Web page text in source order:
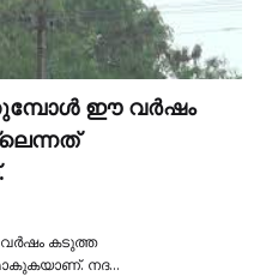
ഈ വര്‍ഷം
കടുത്ത
നദ…